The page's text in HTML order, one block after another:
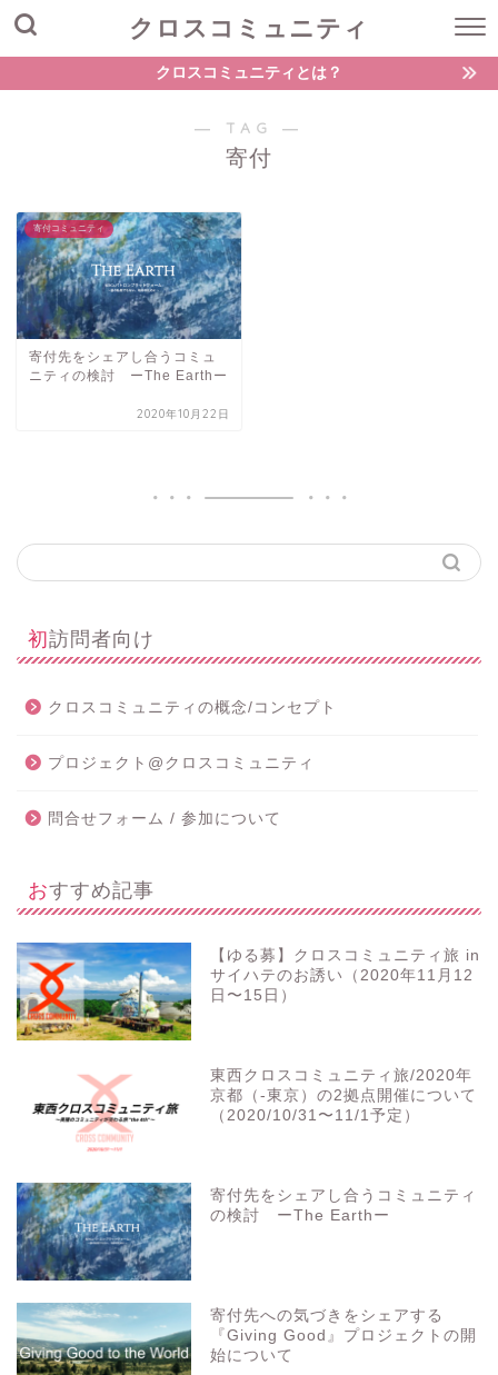
クロスコミュニティ
クロスコミュニティとは？
― TAG ―
寄付
寄付コミュニティ
寄付先をシェアし合うコミュ
ニティの検討 ーThe Earthー
2020年10月22日
初訪問者向け
クロスコミュニティの概念/コンセプト
プロジェクト@クロスコミュニティ
問合せフォーム / 参加について
おすすめ記事
【ゆる募】クロスコミュニティ旅 in
サイハテのお誘い（2020年11月12
日〜15日）
東西クロスコミュニティ旅/2020年
京都（-東京）の2拠点開催について
（2020/10/31〜11/1予定）
寄付先をシェアし合うコミュニティ
の検討 ーThe Earthー
寄付先への気づきをシェアする
『Giving Good』プロジェクトの開
始について